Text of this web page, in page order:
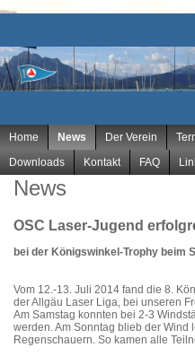
Navigation
überspringen
Home News Der Verein
Downloads
Kontakt FAQ
News
OSC Laser-Jugend
bei der Königswinkel-Trophy beim
Vom 12.-13. Juli 2014 fand die 8.
der Allgäu Laser Liga, bei unseren
Am Samstag konnten bei 2-3
werden. Am Sonntag blieb der Wind
Regenschauern. So kamen alle